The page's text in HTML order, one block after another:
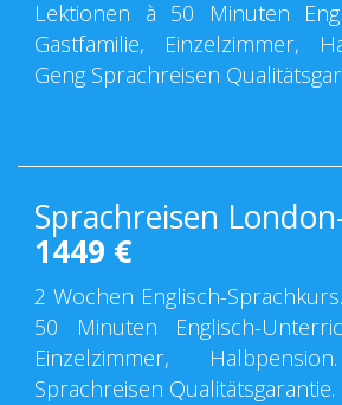
Lektionen à 50 Minuten
Gastfamilie, Einzelzimmer,
Geng Sprachreisen
Sprachreisen
1449 €
2 Wochen Englisch-
50 Minuten Englisch-
Einzelzimmer,
Sprachreisen Qualitätsgarantie.